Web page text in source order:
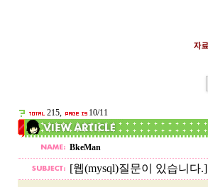
215, 10/11
BkeMan
[웹(mysql)질문이 있습니다.]